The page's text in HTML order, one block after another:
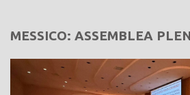
MESSICO: ASSEMBLEA